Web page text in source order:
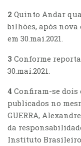
2 Quinto Andar
bilhões, após nova
em 30.mai.2021.
3 Conforme
30.mai.2021.
4 Confiram-se dois
publicados no
GUERRA,
da
Instituto Brasileiro